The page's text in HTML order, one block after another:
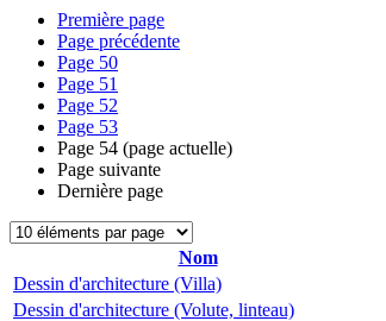
Première page
Page précédente
Page 50
Page 51
Page 52
Page 53
Page 54 (page actuelle)
Page suivante
Dernière page
Nom
Dessin d'architecture (Villa)
Dessin d'architecture (Volute, linteau)